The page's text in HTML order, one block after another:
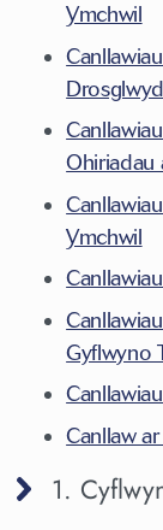
Ymchwil
Ohiriadau
Ymchwil
Gyflwyno
Canllaw
1.